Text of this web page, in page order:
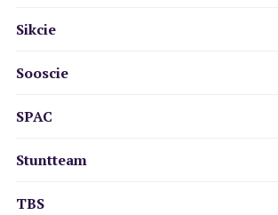
Sikcie
Sooscie
SPAC
Stuntteam
TBS